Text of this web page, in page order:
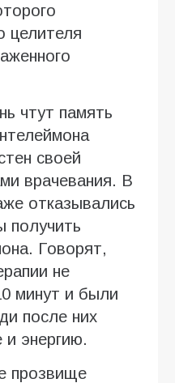
целителя
чтут память
своей
врачевания. В
отказывались
получить
Говорят,
не
минут и были
после них
и энергию.
прозвище